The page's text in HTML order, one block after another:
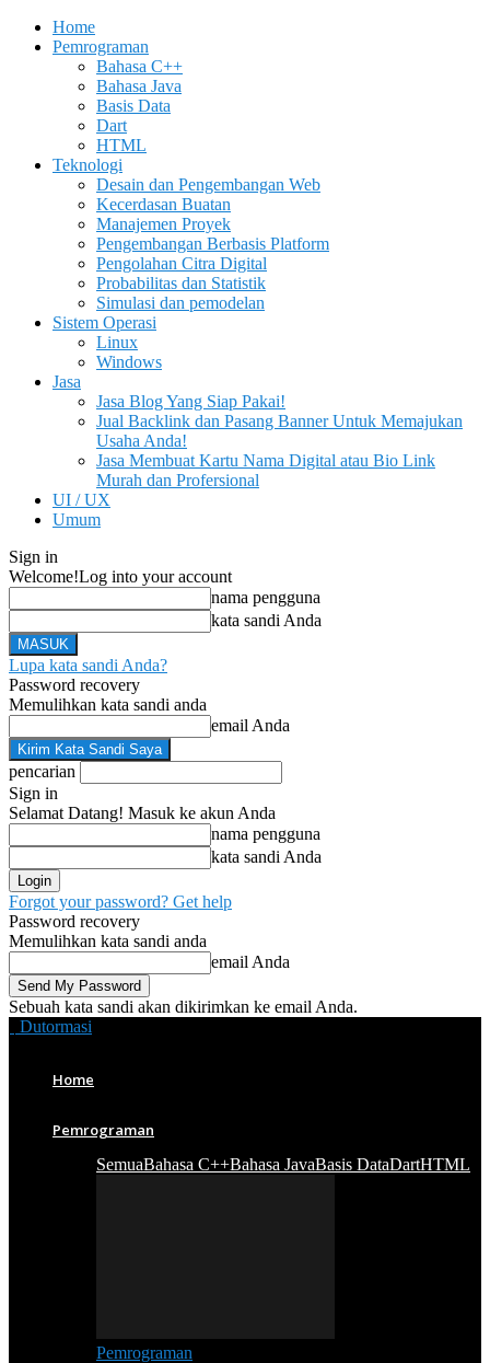
Home
Pemrograman
Bahasa C++
Bahasa Java
Basis Data
Dart
HTML
Teknologi
Desain dan Pengembangan Web
Kecerdasan Buatan
Manajemen Proyek
Pengembangan Berbasis Platform
Pengolahan Citra Digital
Probabilitas dan Statistik
Simulasi dan pemodelan
Sistem Operasi
Linux
Windows
Jasa
Jasa Blog Yang Siap Pakai!
Jual Backlink dan Pasang Banner Untuk Memajukan
Usaha Anda!
Jasa Membuat Kartu Nama Digital atau Bio Link
Murah dan Profersional
UI / UX
Umum
Sign in
Welcome!Log into your account
nama pengguna
kata sandi Anda
Lupa kata sandi Anda?
Password recovery
Memulihkan kata sandi anda
email Anda
pencarian
Sign in
Selamat Datang! Masuk ke akun Anda
nama pengguna
kata sandi Anda
Forgot your password? Get help
Password recovery
Memulihkan kata sandi anda
email Anda
Sebuah kata sandi akan dikirimkan ke email Anda.
Dutormasi
Home
Pemrograman
SemuaBahasa C++Bahasa JavaBasis DataDartHTML
Pemrograman